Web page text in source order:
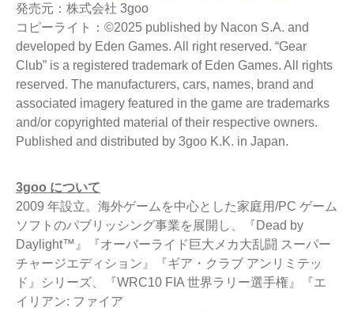
発売元：株式会社 3goo
コピーライト：©2025 published by Nacon S.A. and
developed by Eden Games. All right reserved. “Gear
Club” is a registered trademark of Eden Games. All rights
reserved. The manufacturers, cars, names, brand and
associated imagery featured in the game are trademarks
and/or copyrighted material of their respective owners.
Published and distributed by 3goo K.K. in Japan.
3goo について
2009 年設立。海外ゲームを中心とした家庭用/PC ゲーム
ソフトのパブリッシング事業を展開し、『Dead by
Daylight™』『オーバーライド巨大メカ大乱闘 スーパー
チャージエディション』『ギア・クラブ アンリミテッ
ド』シリーズ、『WRC10 FIA 世界ラリー選手権』『エ
イリアン: ファイア